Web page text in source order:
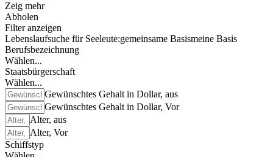
Zeig mehr
Abholen
Filter anzeigen
Lebenslaufsuche für Seeleute:gemeinsame Basismeine Basis
Berufsbezeichnung
Wählen...
Staatsbürgerschaft
Wählen...
Gewünschtes Gehalt in Dollar, aus
Gewünschtes Gehalt in Dollar, Vor
Alter, aus
Alter, Vor
Schiffstyp